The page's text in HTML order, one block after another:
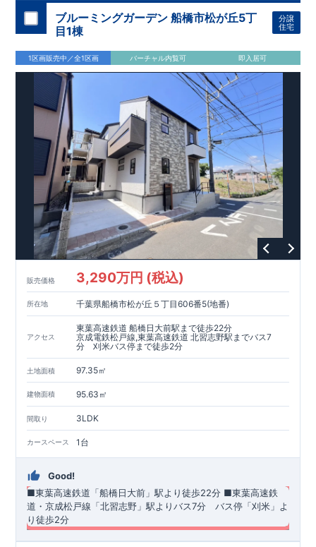
ブルーミングガーデン 船橋市松が丘5丁
目1棟
分譲
住宅
1区画販売中／全1区画 バーチャル内覧可 即入居可
販売価格 3,290万円 (税込)
所在地 千葉県船橋市松が丘５丁目606番5(地番)
アクセス
東葉高速鉄道 船橋日大前駅まで徒歩22分
京成電鉄松戸線,東葉高速鉄道 北習志野駅までバス7
分 刈米バス停まで徒歩2分
土地面積 97.35㎡
建物面積 95.63㎡
間取り 3LDK
カースペース 1台
Good!
■東葉高速鉄道「船橋日大前」駅より徒歩22分 ​■東葉高速鉄
道・京成松戸線「北習志野」駅よりバス7分 バス停「刈米」よ
り徒歩2分